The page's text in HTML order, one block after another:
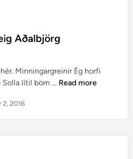
Aðalbjörg
Minningargreinir Ég horfi
Solla lítil börn … M
Read more
2, 2016